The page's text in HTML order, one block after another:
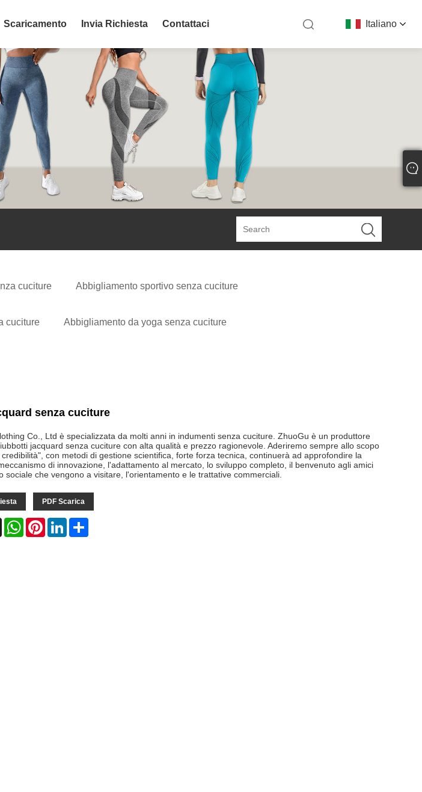
Italiano
Scaricamento Invia Richiesta Contattaci
cuciture Abbigliamento sportivo senza cuciture
cuciture Abbigliamento da yoga senza cuciture
senza cuciture
Co., Ltd è specializzata da molti anni in indumenti senza cuciture. ZhuoGu è un produttore
jacquard senza cuciture con alta qualità e prezzo ragionevole. Aderiremo sempre allo scopo
con metodi di gestione scientifica, forte forza tecnica, continuerà ad approfondire la
di innovazione, l'adattamento al mercato, lo sviluppo completo, il benvenuto agli amici
sociale che vengono a visitare, l'orientamento e le trattative commerciali.
PDF Scarica
X WhatsAppPinterestLinkedIn